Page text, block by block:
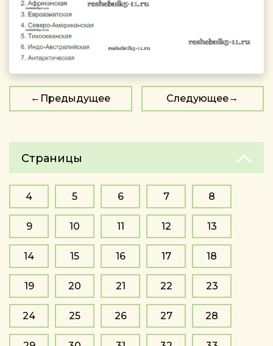
Предыдущее Следующее
Страницы
4 5 6 7 8
9 10 11 12 13
14 15 16 17 18
19 20 21 22 23
24 25 26 27 28